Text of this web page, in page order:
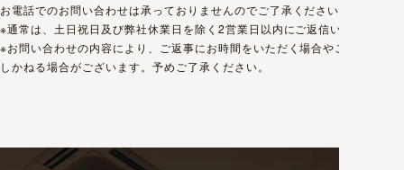
お電話でのお問い合わせは承っておりませんのでご了承ください。
※通常は、土日祝日及び弊社休業日を除く2営業日以内にご返信いたします。
※お問い合わせの内容により、ご返事にお時間をいただく場合やご返信いた
しかねる場合がございます。予めご了承ください。